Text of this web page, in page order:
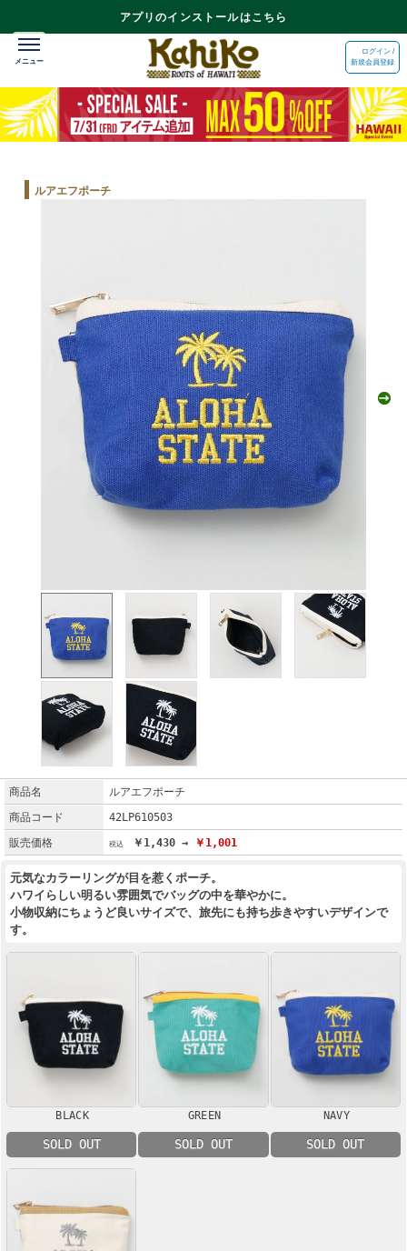
アプリのインストールはこちら
ログイン /
新規会員登録
ルアエフポーチ
商品名
ルアエフポーチ
商品コード
42LP610503
販売価格
￥1,430 → ￥1,001
元気なカラーリングが目を惹くポーチ。
ハワイらしい明るい雰囲気でバッグの中を華やかに。
小物収納にちょうど良いサイズで、旅先にも持ち歩きやすいデザインで
す。
BLACK
SOLD OUT
GREEN
SOLD OUT
NAVY
SOLD OUT